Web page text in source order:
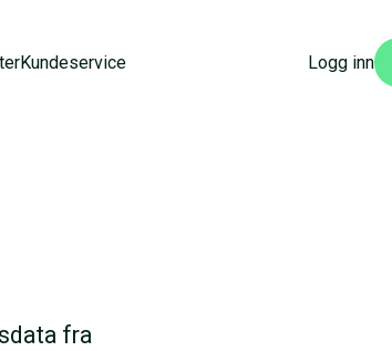
Kundeservice Logg inn
fra